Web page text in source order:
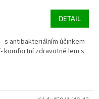
DETAIL
s antibakteriálním účinkem
komfortní zdravotné lem s